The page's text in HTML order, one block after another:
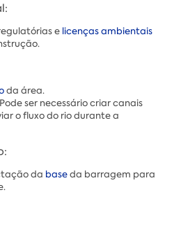
e licenças ambientais
da área.
ser necessário criar canais
o fluxo do rio durante a
da baseda barragem para